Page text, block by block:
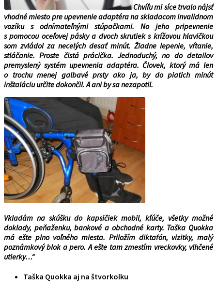
Chvíľu mi síce trvalo nájsť
vhodné miesto pre upevnenie adaptéra na skladacom invalidnom
vozíku s odnímateľnými stúpačkami. No jeho pripevnenie
s pomocou oceľovej pásky a dvoch skrutiek s krížovou hlavičkou
som zvládol za necelých desať minút. Žiadne lepenie, vŕtanie,
stláčanie. Proste čistá prácička. Jednoduchý, no do detailov
premyslený systém upevnenia adaptéra. Človek, ktorý má len
o trochu menej galbavé prsty ako ja, by do piatich minút
inštaláciu určite dokončil. A ani by sa nezapotil.
Vkladám na skúšku do kapsičiek mobil, kľúče, všetky možné
doklady, peňaženku, bankové a obchodné karty. Taška Quokka
má ešte plno voľného miesta. Priložím diktafón, vizitky, malý
poznámkový blok a pero. A ešte tam zmestím vreckovky, vlhčené
utierky…“
Taška Quokka aj na štvorkolku